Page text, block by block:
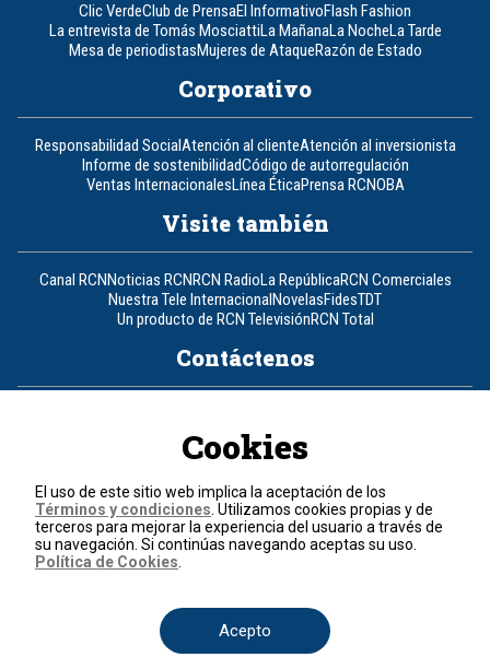
Clic VerdeClub de PrensaEl InformativoFlash Fashion
La entrevista de Tomás MosciattiLa MañanaLa NocheLa Tarde
Mesa de periodistasMujeres de AtaqueRazón de Estado
Corporativo
Responsabilidad SocialAtención al clienteAtención al inversionista
Informe de sostenibilidadCódigo de autorregulación
Ventas InternacionalesLínea ÉticaPrensa RCNOBA
Visite también
Canal RCNNoticias RCNRCN RadioLa RepúblicaRCN Comerciales
Nuestra Tele InternacionalNovelasFidesTDT
Un producto de RCN TelevisiónRCN Total
Contáctenos
Política de cookies
Términos y condiciones
© 2026, RCN Medios.
Todos los derechos reservados.
Cookies
El uso de este sitio web implica la aceptación de los
Términos y condiciones . Utilizamos cookies propias y de
terceros para mejorar la experiencia del usuario a través de
su navegación. Si continúas navegando aceptas su uso.
Política de Cookies
Acepto